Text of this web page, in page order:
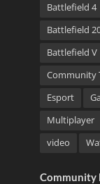
Battlefield 4
Battlefield
Battlefield V
Community
Esport
Multiplayer
video
Community